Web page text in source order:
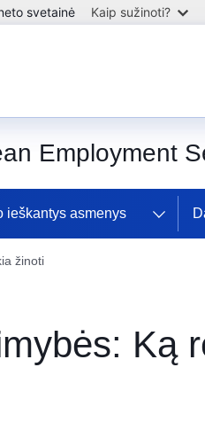
svetainė Kaip sužinoti?
Employment
ieškantys asmenys
žinoti
Ką